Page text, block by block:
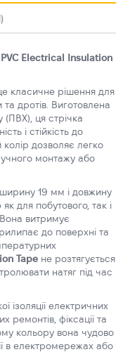
PVC Electrical Insulation
класичне рішення для
та дротів. Виготовлена
(ПВХ), ця стрічка
і стійкість до
колір дозволяє легко
монтажу або
19 мм і довжину
для побутового, так і
витримує
до поверхні та
Tape не розтягується
натяг під час
ізоляції електричних
ремонтів, фіксації та
кольору вона чудово
в електромережах або